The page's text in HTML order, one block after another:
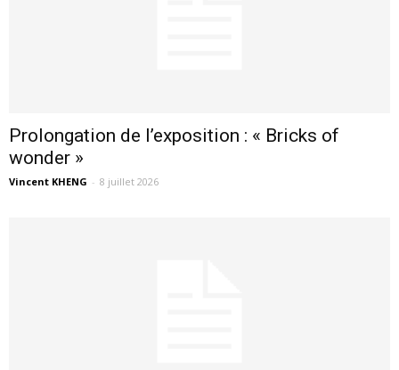
Prolongation de l’exposition : « Bricks of
wonder »
Vincent KHENG - 8 juillet 2026